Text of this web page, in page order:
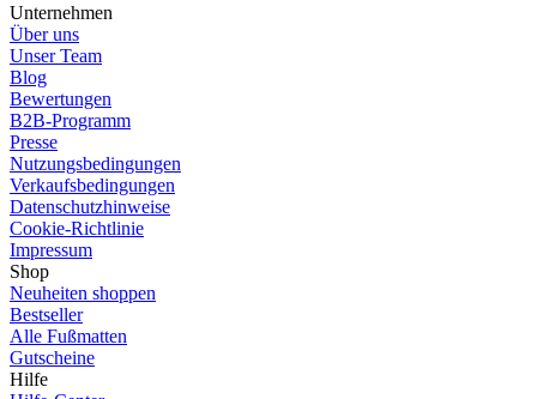
Unternehmen
Über uns
Unser Team
Blog
Bewertungen
B2B-Programm
Presse
Nutzungsbedingungen
Verkaufsbedingungen
Datenschutzhinweise
Cookie-Richtlinie
Impressum
Shop
Neuheiten shoppen
Bestseller
Alle Fußmatten
Gutscheine
Hilfe